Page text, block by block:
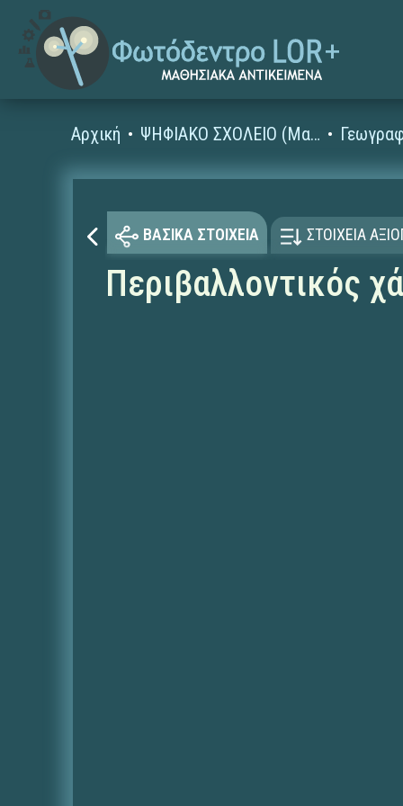
Αρχική ΨΗΦΙΑΚΟ ΣΧΟΛΕΙΟ (Μαθησιακά Αντικείμενα)
ΒΑΣΙΚΑ ΣΤΟΙΧΕΙΑ ΣΤΟΙΧΕΙΑ
Περιβαλλοντικός